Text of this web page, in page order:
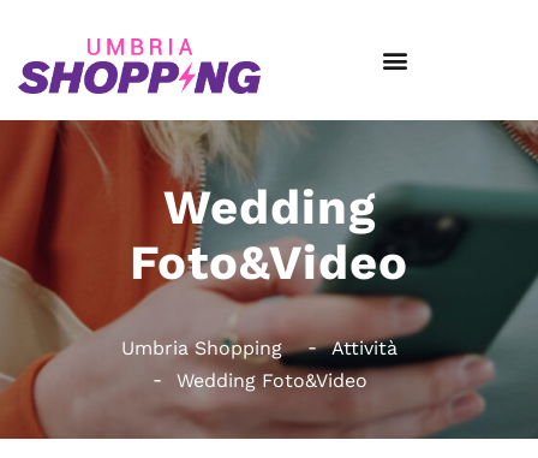
Wedding
Foto&Video
Umbria Shopping
Attività
Wedding Foto&Video